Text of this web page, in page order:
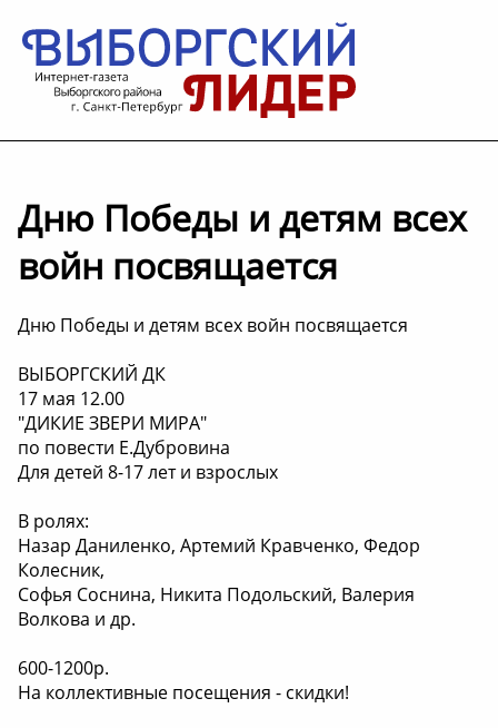
Дню Победы и детям всех
войн посвящается
Дню Победы и детям всех войн посвящается
ВЫБОРГСКИЙ ДК
17 мая 12.00
"ДИКИЕ ЗВЕРИ МИРА"
по повести Е.Дубровина
Для детей 8-17 лет и взрослых
В ролях:
Назар Даниленко, Артемий Кравченко, Федор
Колесник,
Софья Соснина, Никита Подольский, Валерия
Волкова и др.
600-1200р.
На коллективные посещения - скидки!